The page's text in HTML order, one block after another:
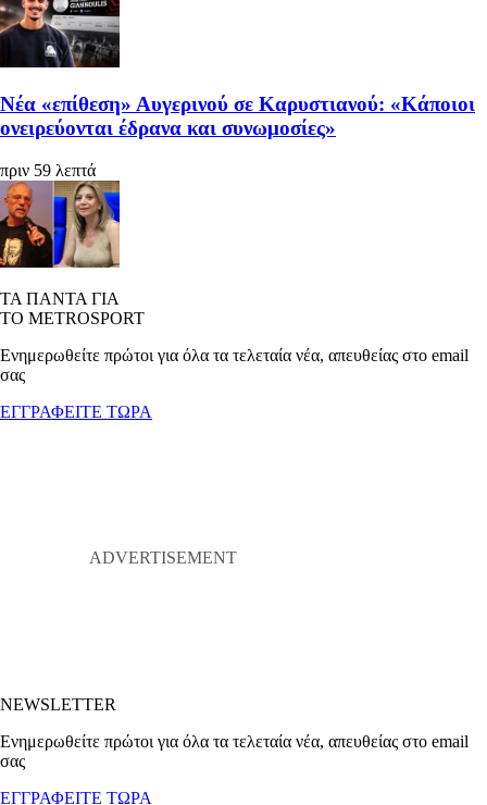
Νέα «επίθεση» Αυγερινού σε Καρυστιανού: «Κάποιοι
ονειρεύονται έδρανα και συνωμοσίες»
πριν 59 λεπτά
ΤΑ ΠΑΝΤΑ ΓΙΑ
ΤΟ METROSPORT
Ενημερωθείτε πρώτοι για όλα τα τελεταία νέα, απευθείας στο email
σας
ΕΓΓΡΑΦΕΙΤΕ ΤΩΡΑ
NEWSLETTER
Ενημερωθείτε πρώτοι για όλα τα τελεταία νέα, απευθείας στο email
σας
ΕΓΓΡΑΦΕΙΤΕ ΤΩΡΑ